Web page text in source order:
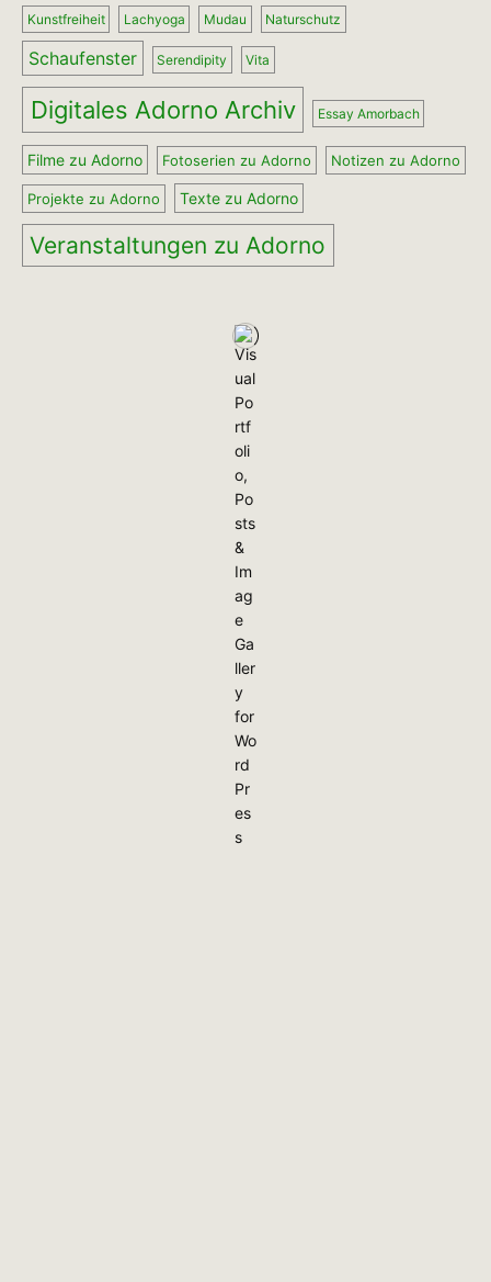
Kunstfreiheit Lachyoga Mudau Naturschutz
Schaufenster Serendipity Vita
Digitales Adorno Archiv Essay Amorbach
Filme zu Adorno Fotoserien zu Adorno Notizen zu Adorno
Projekte zu Adorno Texte zu Adorno
Veranstaltungen zu Adorno